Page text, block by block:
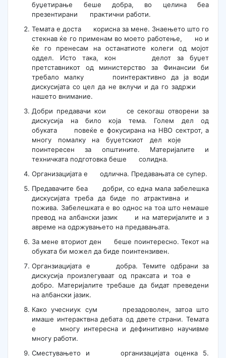
буџетирање беше добра, во целина беа
презентирани практични работи.
Темата е доста корисна за мене. Знаењето што го
стекнав ќе го применам во моето работење, но и
ќе го пренесам на останатиоте колеги од мојот
оддел. Исто така, кон делот за буџет
претставникот од министерство за Финансии би
требало малку поинтерактивно да ја води
дискусијата со цел да не вклучи и да го задржи
нашето внимание.
Добри предавачи кои се секогаш отворени за
дискусија на било која тема. Голем дел од
обуката повеќе е фокусирана на НВО сектрот, а
многу помалку на буџетскиот дел које
поинтересен за општините. Материјалите и
техничката подготовка беше солидна.
Организацијата е одлична. Предавањата се супер.
Предавачите беа добри, со една мала забелешка
дискусијата треба да биде по атрактивна и
пожива. Забелешката е во однос на тоа што немаше
превод на албански јазик и на материјалите и з
авреме на одржувањето на предавањата.
За мене вториот ден беше поинтересно. Текот на
обуката би можел да биде поинтензивен.
Органзиацијата е добра. Темите одбрани за
дискусија произлегуваат од праксата и тоа е
добро. Материјалите требаше да бидат преведени
на албански јазик.
Како учесниук сум презадоволен, затоа што
имаше интерактвна дебата од двете страни. Темата
е многу интересна и дефинитивно научивме
многу работи.
Сместувањето и организацијата оценка 5.